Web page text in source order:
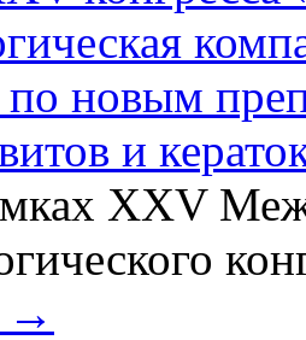
новым
и
XXV
→